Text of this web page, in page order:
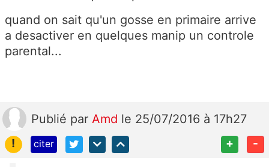
quand on sait qu'un gosse en primaire arrive
a desactiver en quelques manip un controle
parental...
Publié par Amd le 25/07/2016 à 17h27
!
citer + -